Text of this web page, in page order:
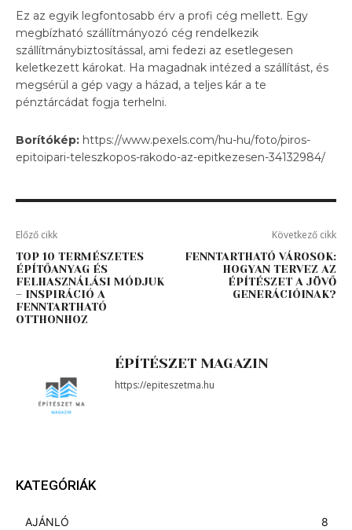
Ez az egyik legfontosabb érv a profi cég mellett. Egy
megbízható szállítmányozó cég rendelkezik
szállítmánybiztosítással, ami fedezi az esetlegesen
keletkezett károkat. Ha magadnak intézed a szállítást, és
megsérül a gép vagy a házad, a teljes kár a te
pénztárcádat fogja terhelni.
Borítókép: https://www.pexels.com/hu-hu/foto/piros-
epitoipari-teleszkopos-rakodo-az-epitkezesen-34132984/
Előző cikk
TOP 10 TERMÉSZETES
ÉPÍTŐANYAG ÉS
FELHASZNÁLÁSI MÓDJUK
– INSPIRÁCIÓ A
FENNTARTHATÓ
OTTHONHOZ
Következő cikk
FENNTARTHATÓ VÁROSOK:
HOGYAN TERVEZ AZ
ÉPÍTÉSZET A JÖVŐ
GENERÁCIÓINAK?
ÉPÍTÉSZET MAGAZIN
https://epiteszetma.hu
KATEGÓRIÁK
AJÁNLÓ
8